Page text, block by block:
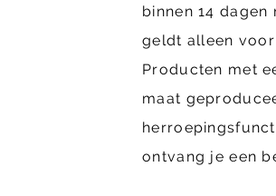
binnen 14
geldt alleen
Producten met
maat
ontvang je een